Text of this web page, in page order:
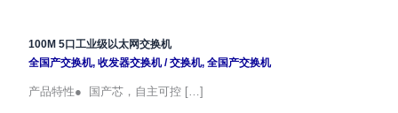
100M 5口工业级以太网交换机
全国产交换机, 收发器交换机/交换机, 全国产交换机
产品特性● 国产芯，自主可控 […]